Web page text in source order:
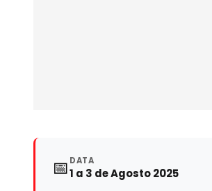
📅 DATA
1 a 3 de Agosto 2025